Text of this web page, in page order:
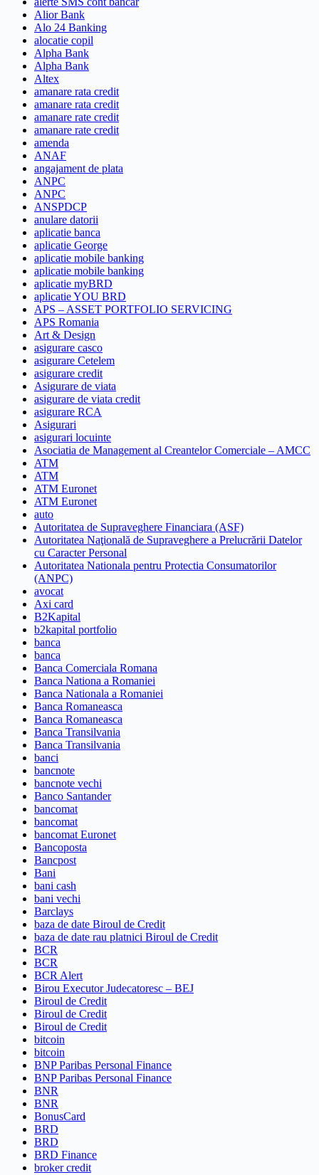
Alior Bank
Alo 24 Banking
alocatie copil
Alpha Bank
Alpha Bank
Altex
amanare rata credit
amanare rata credit
amanare rate credit
amanare rate credit
amenda
ANAF
angajament de plata
ANPC
ANPC
ANSPDCP
anulare datorii
aplicatie banca
aplicatie George
aplicatie mobile banking
aplicatie mobile banking
aplicatie myBRD
aplicatie YOU BRD
APS – ASSET PORTFOLIO SERVICING
APS Romania
Art & Design
asigurare casco
asigurare Cetelem
asigurare credit
Asigurare de viata
asigurare de viata credit
asigurare RCA
Asigurari
asigurari locuinte
Asociatia de Management al Creantelor Comerciale – AMCC
ATM
ATM
ATM Euronet
ATM Euronet
auto
Autoritatea de Supraveghere Financiara (ASF)
Autoritatea Naţională de Supraveghere a Prelucrării Datelor
cu Caracter Personal
Autoritatea Nationala pentru Protectia Consumatorilor
(ANPC)
avocat
Axi card
B2Kapital
b2kapital portfolio
banca
banca
Banca Comerciala Romana
Banca Nationa a Romaniei
Banca Nationala a Romaniei
Banca Romaneasca
Banca Romaneasca
Banca Transilvania
Banca Transilvania
banci
bancnote
bancnote vechi
Banco Santander
bancomat
bancomat
bancomat Euronet
Bancoposta
Bancpost
Bani
bani cash
bani vechi
Barclays
baza de date Biroul de Credit
baza de date rau platnici Biroul de Credit
BCR
BCR
BCR Alert
Birou Executor Judecatoresc – BEJ
Biroul de Credit
Biroul de Credit
Biroul de Credit
bitcoin
bitcoin
BNP Paribas Personal Finance
BNP Paribas Personal Finance
BNR
BNR
BonusCard
BRD
BRD
BRD Finance
broker credit